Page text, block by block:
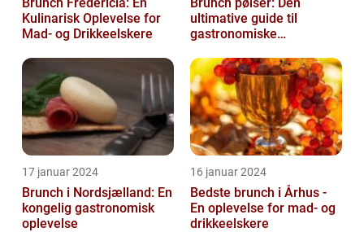
Kulinarisk Oplevelse for
Mad- og Drikkeelskere
ultimative guide til
gastronomiske
17 januar 2024
Brunch i Nordsjælland: En
kongelig gastronomisk
oplevelse
16 januar 2024
Bedste brunch i Århus -
En oplevelse for mad- og
drikkeelskere